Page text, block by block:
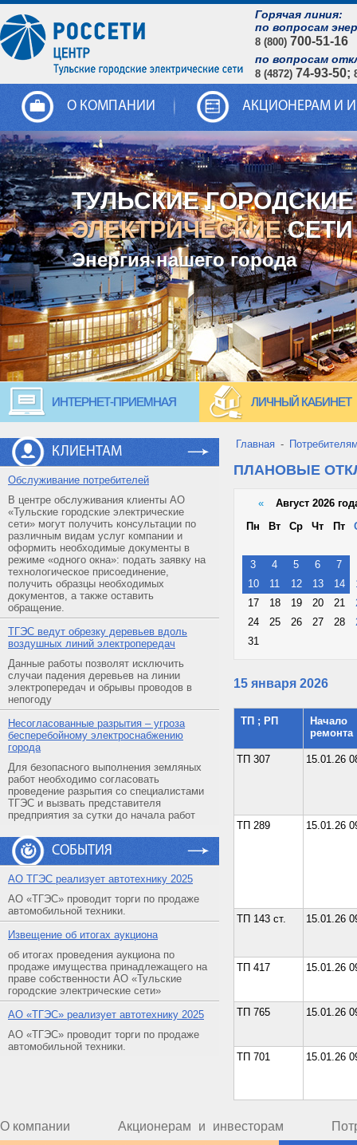
Горячая линия:
по вопросам
8 (800) 700-51-16
по вопросам
8 (4872) 74-93-50;
О КОМПАНИИ АКЦИОНЕРАМ И
ТУЛЬСКИЕ ГОРОДСКИЕ
ЭЛЕКТРИЧЕСКИЕСЕТИ
Энергия нашего города
ИНТЕРНЕТ-ПРИЕМНАЯ ЛИЧНЫЙ КАБИНЕТ
КЛИЕНТАМ
Обслуживание потребителей
В центре обслуживания клиенты АО
«Тульские городские электрические
сети» могут получить консультации по
различным видам услуг компании и
оформить необходимые документы в
режиме «одного окна»: подать заявку на
технологическое присоединение,
получить образцы необходимых
документов, а также оставить
обращение.
ТГЭС ведут обрезку деревьев вдоль
воздушных линий электропередач
Данные работы позволят исключить
случаи падения деревьев на линии
электропередач и обрывы проводов в
непогоду
Несогласованные разрытия – угроза
бесперебойному электроснабжению
города
Для безопасного выполнения земляных
работ необходимо согласовать
проведение разрытия со специалистами
ТГЭС и вызвать представителя
предприятия за сутки до начала работ
СОБЫТИЯ
АO ТГЭС реализует автотехнику 2025
АО «ТГЭС» проводит торги по продаже
автомобильной техники.
Извещение об итогах аукциона
об итогах проведения аукциона по
продаже имущества принадлежащего на
праве собственности АО «Тульские
городские электрические сети»
АO «ТГЭС» реализует автотехнику 2025
АО «ТГЭС» проводит торги по продаже
автомобильной техники.
Главная -
ПЛАНОВЫЕ
«
Август 2026
Пн
Вт Ср Чт Пт
3 4 5 6
7
10
11 12 13 14
17
18 19 20 21
24
25 26 27 28
31
15 января 2026
ТП ; РП
Начало
ремонта
ТП 307 15.01.26
ТП 289 15.01.26
ТП 143 ст. 15.01.26
ТП 417 15.01.26
ТП 765 15.01.26
ТП 701 15.01.26
О компании Акционерам и инвесторам